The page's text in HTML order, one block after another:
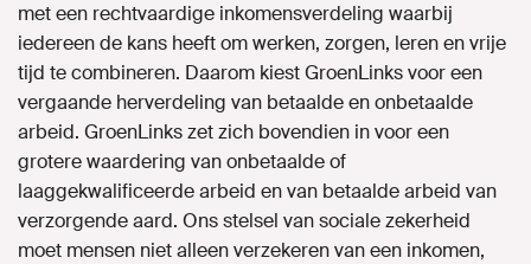
met een rechtvaardige inkomensverdeling waarbij
iedereen de kans heeft om werken, zorgen, leren en vrije
tijd te combineren. Daarom kiest GroenLinks voor een
vergaande herverdeling van betaalde en onbetaalde
arbeid. GroenLinks zet zich bovendien in voor een
grotere waardering van onbetaalde of
laaggekwalificeerde arbeid en van betaalde arbeid van
verzorgende aard. Ons stelsel van sociale zekerheid
moet mensen niet alleen verzekeren van een inkomen,